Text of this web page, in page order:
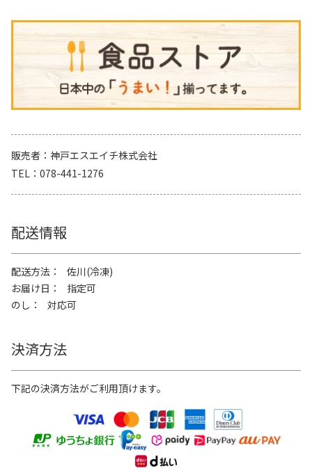
販売者
神戸エスエイチ株式会社
TEL
078-441-1276
配送情報
配送方法
佐川(冷凍)
お届け日
指定可
のし
対応可
決済方法
下記の決済方法がご利用頂けます。